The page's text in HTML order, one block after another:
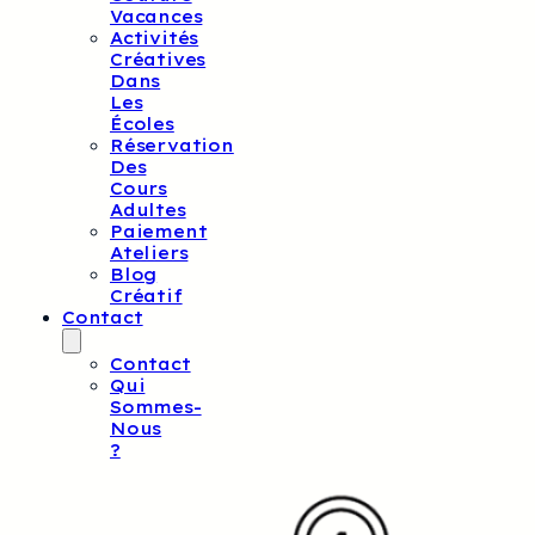
Vacances
Activités
Créatives
Dans
Les
Écoles
Réservation
Des
Cours
Adultes
Paiement
Ateliers
Blog
Créatif
Contact
Contact
Qui
Sommes-
Nous
?